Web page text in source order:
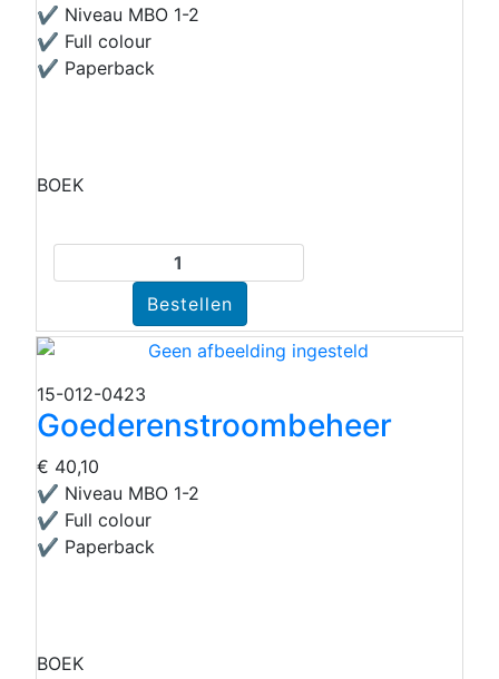
✔ Niveau MBO 1-2
✔ Full colour
✔ Paperback
BOEK
15-012-0423
Goederenstroombeheer
€ 40,10
✔ Niveau MBO 1-2
✔ Full colour
✔ Paperback
BOEK